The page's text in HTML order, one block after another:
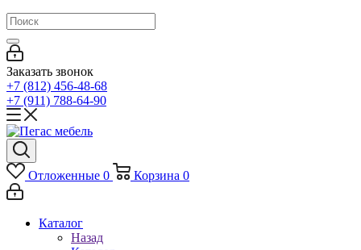
Заказать звонок
+7 (812) 456-48-68
+7 (911) 788-64-90
Отложенные 0 Корзина 0
Каталог
Назад